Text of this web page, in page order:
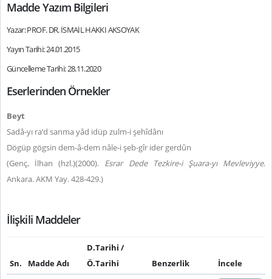
Madde Yazım Bilgileri
Yazar: PROF. DR. İSMAİL HAKKI AKSOYAK
Yayın Tarihi: 24.01.2015
Güncelleme Tarihi: 28.11.2020
Eserlerinden Örnekler
Beyt
Sadâ-yı ra‘d sanma yâd idüp zulm-i şehîdânı
Dögüp gögsin dem-â-dem nâle-i şeb-gîr ider gerdûn
(Genç, İlhan (hzl.)(2000). Esrar Dede Tezkire-i Şuara-yı Mevleviyye.
Ankara. AKM Yay. 428-429.)
İlişkili Maddeler
Sn. Madde Adı
D.Tarihi /
Ö.Tarihi
Benzerlik
İncele